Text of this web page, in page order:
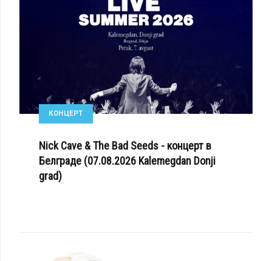
КОНЦЕРТ
Nick Cave & The Bad Seeds - концерт в
Белграде (07.08.2026 Kalemegdan Donji
grad)